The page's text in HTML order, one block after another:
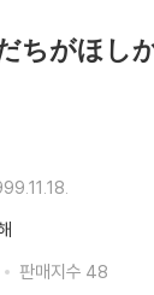
ちがほし
판매지수 48